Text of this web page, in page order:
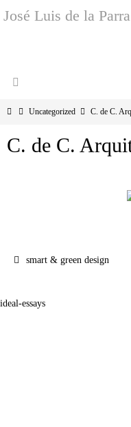
José Luis de la Parra
Uncategorized C. de C.
C. de C.
smart & green design
ideal-essays